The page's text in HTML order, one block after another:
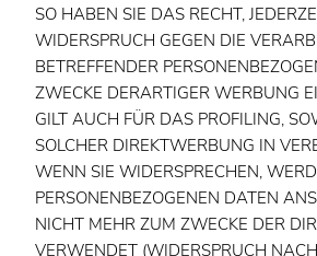
SO HABEN SIE DAS RECHT,
WIDERSPRUCH GEGEN DIE
BETREFFENDER
ZWECKE DERARTIGER WERBUNG
GILT AUCH FÜR DAS PROFILING,
SOLCHER DIREKTWERBUNG IN
WENN SIE WIDERSPRECHEN,
PERSONENBEZOGENEN DATEN
NICHT MEHR ZUM ZWECKE DER
VERWENDET (WIDERSPRUCH